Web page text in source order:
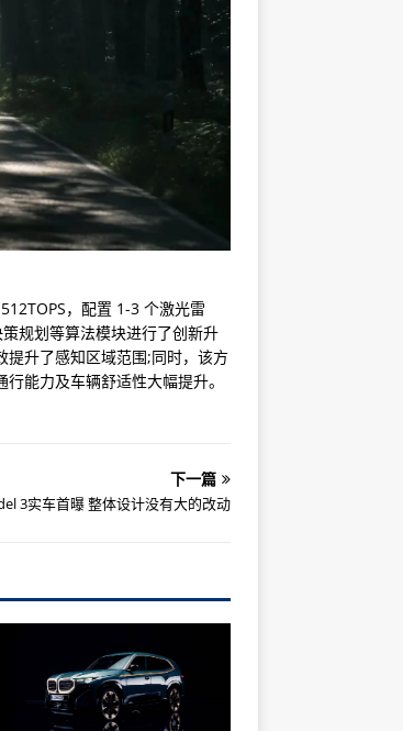
，配置 1-3 个激光雷
规划等算法模块进行了创新升
提升了感知区域范围;同时，该方
能力及车辆舒适性大幅提升。
下一篇
3实车首曝 整体设计没有大的改动